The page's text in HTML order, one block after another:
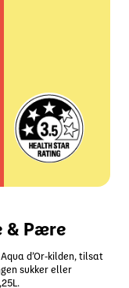
& Pære
d’Or-kilden, tilsat
sukker eller